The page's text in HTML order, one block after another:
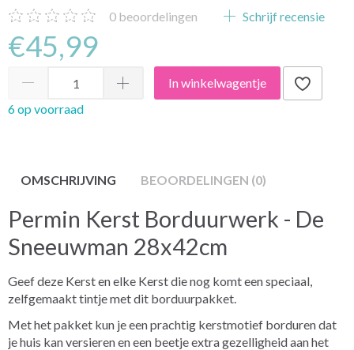
0 beoordelingen Schrijf recensie
€45,99
In winkelwagentje
6 op voorraad
OMSCHRIJVING BEOORDELINGEN (0)
Permin Kerst Borduurwerk - De
Sneeuwman 28x42cm
Geef deze Kerst en elke Kerst die nog komt een speciaal,
zelfgemaakt tintje met dit borduurpakket.
Met het pakket kun je een prachtig kerstmotief borduren dat
je huis kan versieren en een beetje extra gezelligheid aan het